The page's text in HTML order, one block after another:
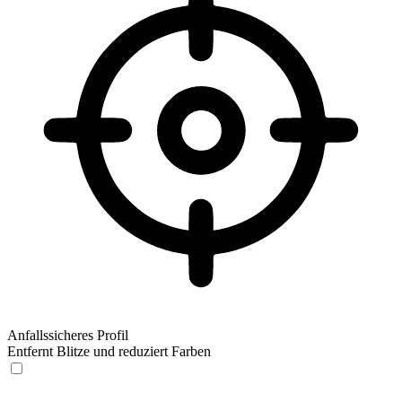
Anfallssicheres Profil
Entfernt Blitze und reduziert Farben